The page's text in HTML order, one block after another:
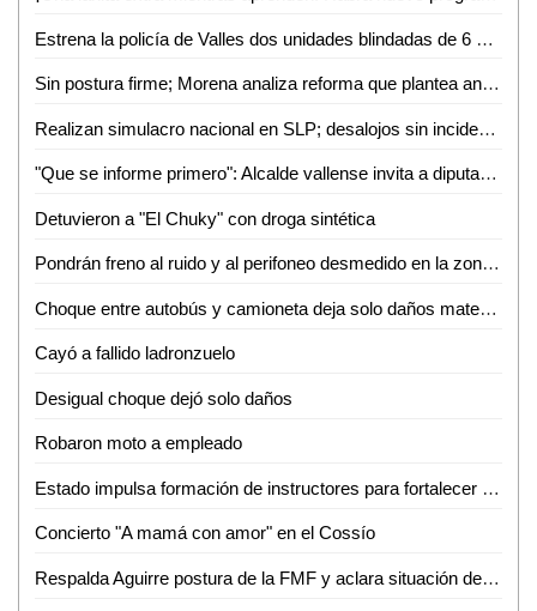
Estrena la policía de Valles dos unidades blindadas de 6 millones de pesos
Sin postura firme; Morena analiza reforma que plantea antidoping a candidatos en SLP
Realizan simulacro nacional en SLP; desalojos sin incidentes
"Que se informe primero": Alcalde vallense invita a diputado revisar capacitación de PC tras caso "Jachi"
Detuvieron a "El Chuky" con droga sintética
Pondrán freno al ruido y al perifoneo desmedido en la zona centro de Ciudad Valles
Choque entre autobús y camioneta deja solo daños materiales
Cayó a fallido ladronzuelo
Desigual choque dejó solo daños
Robaron moto a empleado
Estado impulsa formación de instructores para fortalecer el capital humano
Concierto "A mamá con amor" en el Cossío
Respalda Aguirre postura de la FMF y aclara situación de seleccionados